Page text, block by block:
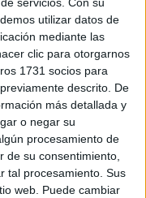
utilizar datos de
mediante las
clic para otorgarnos
1731 socios para
descrito. De
más detallada y
o negar su
procesamiento de
de su consentimiento,
tal procesamiento. Sus
web. Puede cambiar
escribe un
contar objetos,
la cantidad
Esta
las habilidades
uno a uno.
hoja de papel y
En cada pieza,